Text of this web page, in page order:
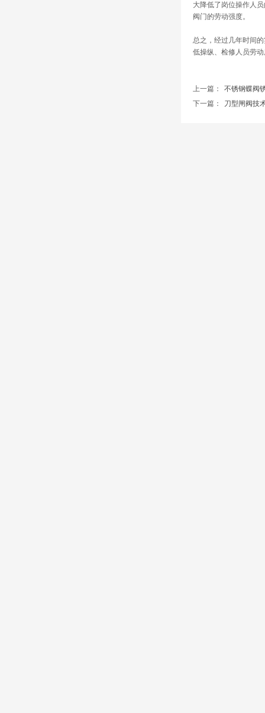
大降低了岗位操作人
阀门的劳动强度。
总之，经过几年时间
低操纵、检修人员劳
上一篇：
不锈钢蝶阀
下一篇：
刀型闸阀技